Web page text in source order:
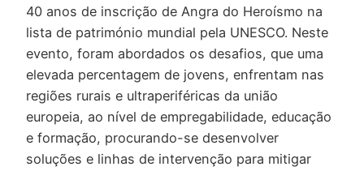
40 anos de inscrição de Angra do Heroísmo na
lista de património mundial pela UNESCO. Neste
evento, foram abordados os desafios, que uma
elevada percentagem de jovens, enfrentam nas
regiões rurais e ultraperiféricas da união
europeia, ao nível de empregabilidade, educação
e formação, procurando-se desenvolver
soluções e linhas de intervenção para mitigar